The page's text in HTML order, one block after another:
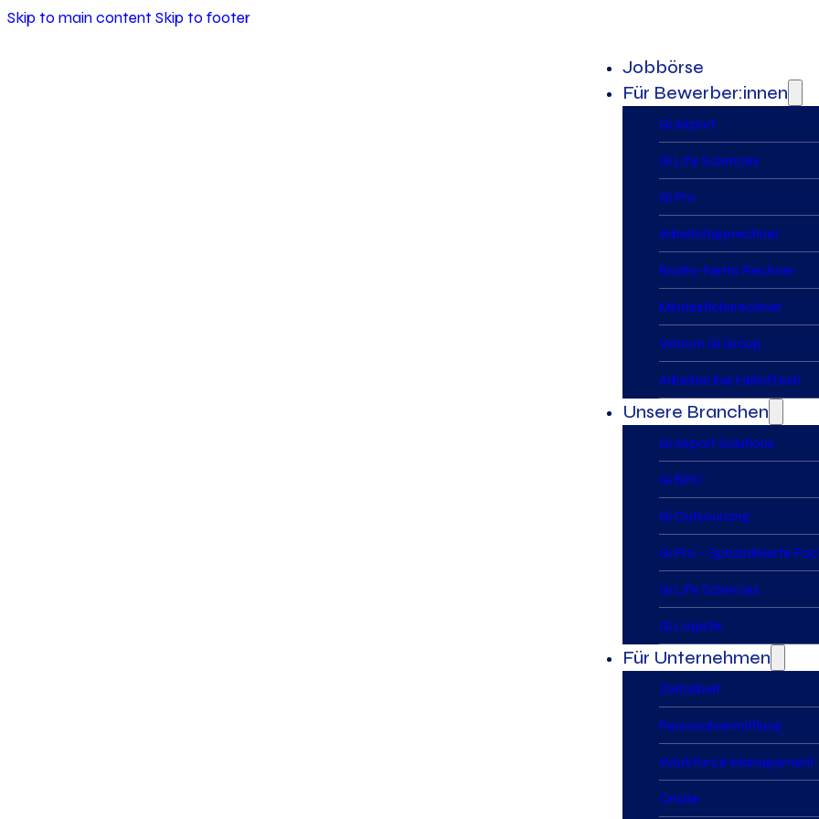
Skip to main content Skip to footer
Jobbörse
Für Bewerber:innen
Gi Airport
Gi Life Sciences
Gi Pro
Arbeitstagerechner
Brutto-Netto Rechner
Mindestlohnrechner
Warum Gi Group
Arbeiten bei HelloFresh
Unsere Branchen
Gi Airport Solutions
Gi BPO
Gi Outsourcing
Gi Pro – Spezialisierte
Gi Life Sciences
Gi Logistik
Für Unternehmen
Zeitarbeit
Personalvermittlung
Workforce Management
Onsite